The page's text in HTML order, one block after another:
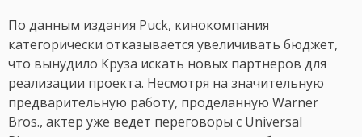
По данным издания Puck, кинокомпания
категорически отказывается увеличивать бюджет,
что вынудило Круза искать новых партнеров для
реализации проекта. Несмотря на значительную
предварительную работу, проделанную Warner
Bros., актер уже ведет переговоры с Universal